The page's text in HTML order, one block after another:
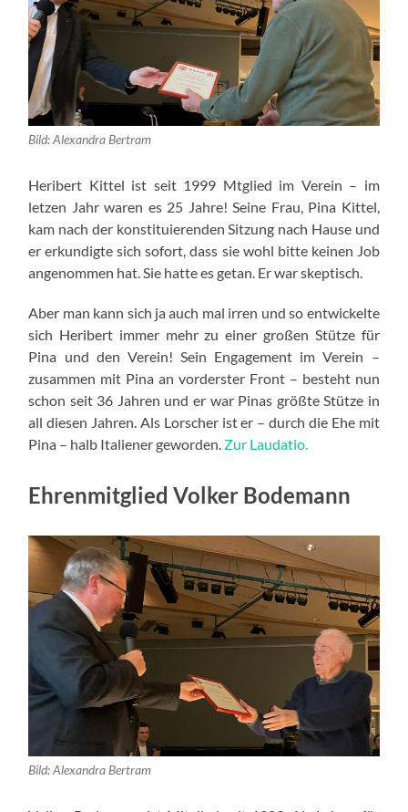
Bild: Alexandra Bertram
Heribert Kittel ist seit 1999 Mtglied im Verein – im
letzen Jahr waren es 25 Jahre! Seine Frau, Pina Kittel,
kam nach der konstituierenden Sitzung nach Hause und
er erkundigte sich sofort, dass sie wohl bitte keinen Job
angenommen hat. Sie hatte es getan. Er war skeptisch.
Aber man kann sich ja auch mal irren und so entwickelte
sich Heribert immer mehr zu einer großen Stütze für
Pina und den Verein! Sein Engagement im Verein –
zusammen mit Pina an vorderster Front – besteht nun
schon seit 36 Jahren und er war Pinas größte Stütze in
all diesen Jahren. Als Lorscher ist er – durch die Ehe mit
Pina – halb Italiener geworden. Zur Laudatio.
Ehrenmitglied Volker Bodemann
Bild: Alexandra Bertram